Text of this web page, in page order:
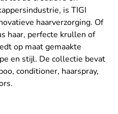
is TIGI
haarverzorging. Of
haar, perfecte krullen of
op maat gemaakte
en stijl. De collectie bevat
conditioner, haarspray,